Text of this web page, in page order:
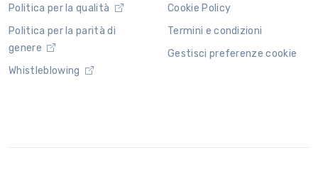
Politica per la qualità
Politica per la parità di
genere
Whistleblowing
Cookie Policy
Termini e condizioni
Gestisci preferenze cookie